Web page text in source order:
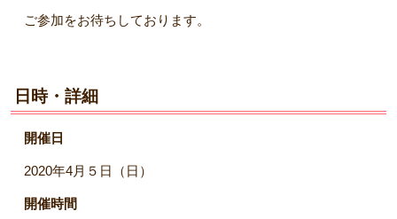
ご参加をお待ちしております。
日時・詳細
開催日
2020年4月５日（日）
開催時間